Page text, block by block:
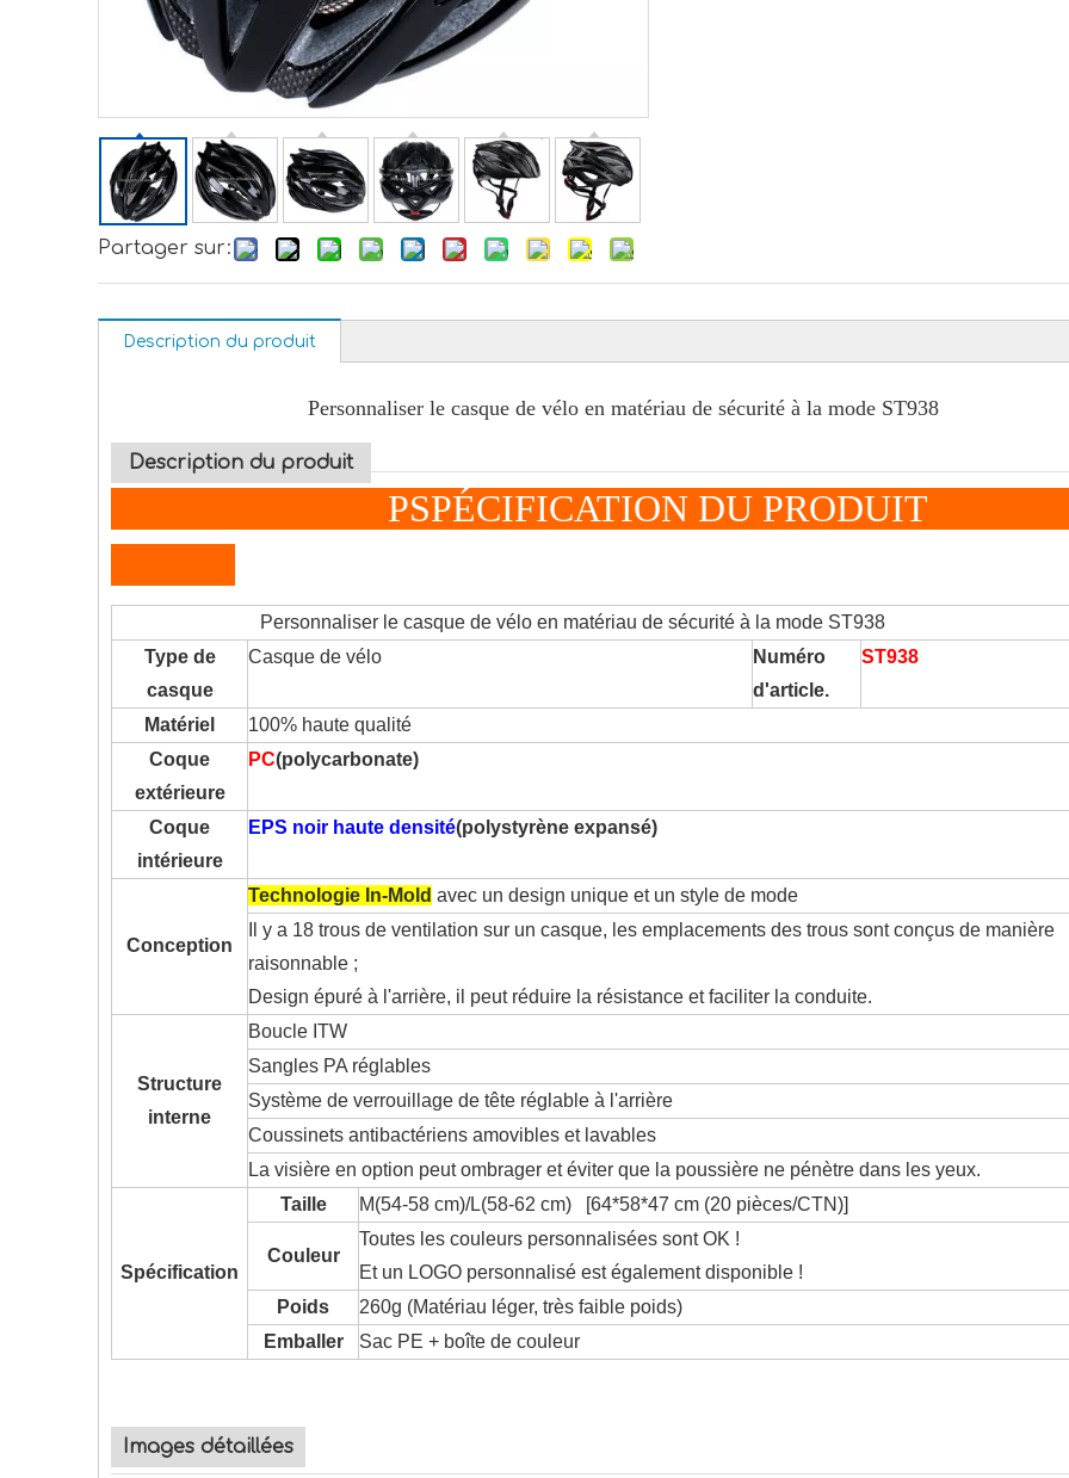
Partager sur:
Description du produit
Personnaliser le casque de vélo en matériau de sécurité à la mode ST938
Description du produit
PSPÉCIFICATION DU
Personnaliser le casque de vélo en matériau de sécurité à la mode ST938
Type de
casque
Casque de vélo
Numéro
d'article.
ST938
Matériel
100% haute qualité
Coque
extérieure
PC(polycarbonate)
Coque
intérieure
EPS noir haute densité(polystyrène expansé)
Conception
Technologie In-Mold avec un design unique et un style de mode
Il y a 18 trous de ventilation sur un casque, les emplacements des trous sont conçus de manière
raisonnable ;
Design épuré à l'arrière, il peut réduire la résistance et faciliter la conduite.
Structure
interne
Boucle ITW
Sangles PA réglables
Système de verrouillage de tête réglable à l'arrière
Coussinets antibactériens amovibles et lavables
La visière en option peut ombrager et éviter que la poussière ne pénètre dans les yeux.
Spécification
Taille M(54-58 cm)/L(58-62 cm) [64*58*47 cm (20 pièces/CTN)]
Couleur
Toutes les couleurs personnalisées sont OK !
Et un LOGO personnalisé est également disponible !
Poids
260g (Matériau léger, très faible poids)
Emballer
Sac PE + boîte de couleur
Images détaillées